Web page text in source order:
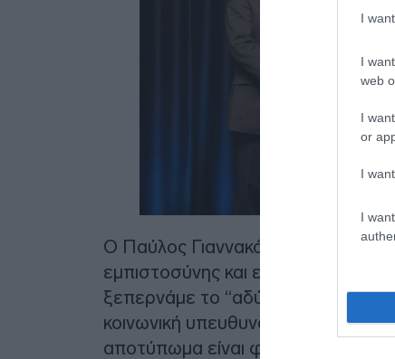
I
I
web
I
or
I
I
Ο Παύλος Γιαννακόπουλος
εμπιστοσύνης και επενδύοντας
ξεπερνάμε το “αδύνατο” και να
κοινωνική υπευθυνότητα. Η
αποτύπωμα είναι φόρος τιμής